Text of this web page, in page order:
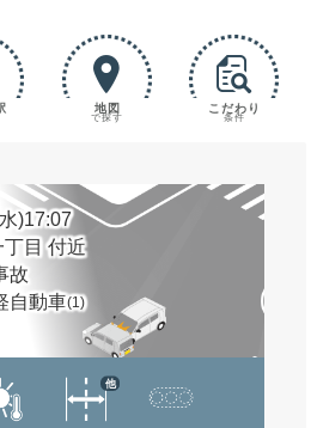
地図
で探す
こだわり
条件
)17:07
目 付近
故
自動車(1)
他